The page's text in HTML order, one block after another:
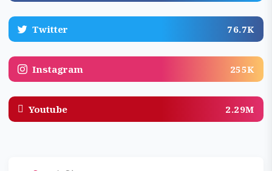
Twitter 76.7K
Instagram 255K
Youtube 2.29M